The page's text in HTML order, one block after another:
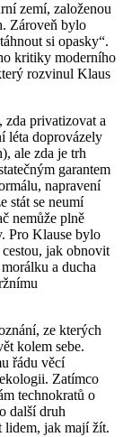
zemí, založenou
Zároveň bylo
si opasky“.
kritiky moderního
rozvinul Klaus
zda privatizovat a
léta doprovázely
ale zda je trh
garantem
napravení
stát se neumí
nemůže plně
Pro Klause bylo
jak obnovit
a ducha
ze kterých
kolem sebe.
řádu věcí
Zatímco
technokratů o
další druh
lidem, jak mají žít.